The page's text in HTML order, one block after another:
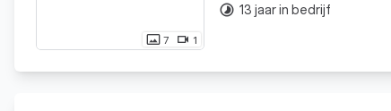
photo_size_select_actual7 videocam 1
timelapse 13 jaar in bedrijf